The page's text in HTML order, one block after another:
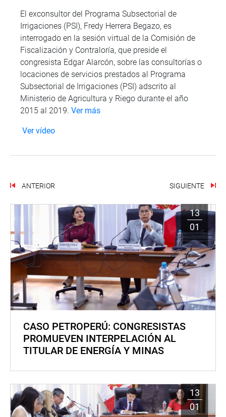
El exconsultor del Programa Subsectorial de
Irrigaciones (PSI), Fredy Herrera Begazo, es
interrogado en la sesión virtual de la Comisión de
Fiscalización y Contraloría, que preside el
congresista Edgar Alarcón, sobre las consultorías o
locaciones de servicios prestados al Programa
Subsectorial de Irrigaciones (PSI) adscrito al
Ministerio de Agricultura y Riego durante el año
2015 al 2019. Ver más
Ver vídeo
ANTERIOR SIGUIENTE
13
01
CASO PETROPERÚ: CONGRESISTAS
PROMUEVEN INTERPELACIÓN AL
TITULAR DE ENERGÍA Y MINAS
13
01